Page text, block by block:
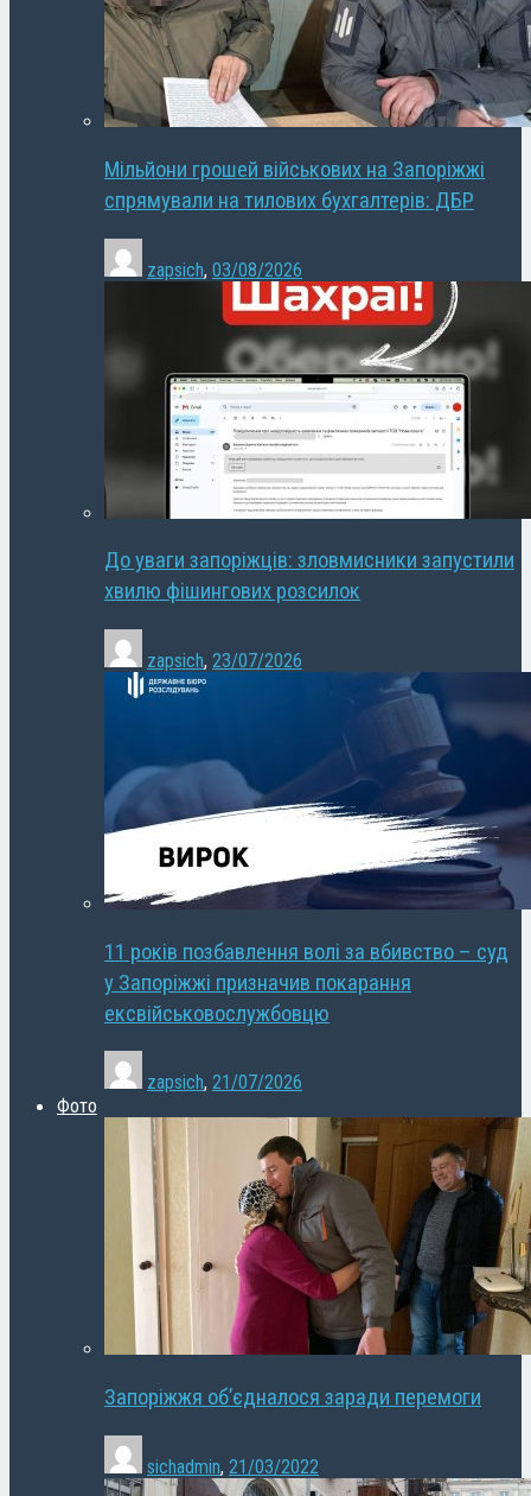
Мільйони грошей військових на Запоріжжі
спрямували на тилових бухгалтерів: ДБР
zapsich, 03/08/2026
До уваги запоріжців: зловмисники запустили
хвилю фішингових розсилок
zapsich, 23/07/2026
11 років позбавлення волі за вбивство – суд
у Запоріжжі призначив покарання
ексвійськовослужбовцю
zapsich, 21/07/2026
Фото
Запоріжжя об’єдналося заради перемоги
sichadmin, 21/03/2022